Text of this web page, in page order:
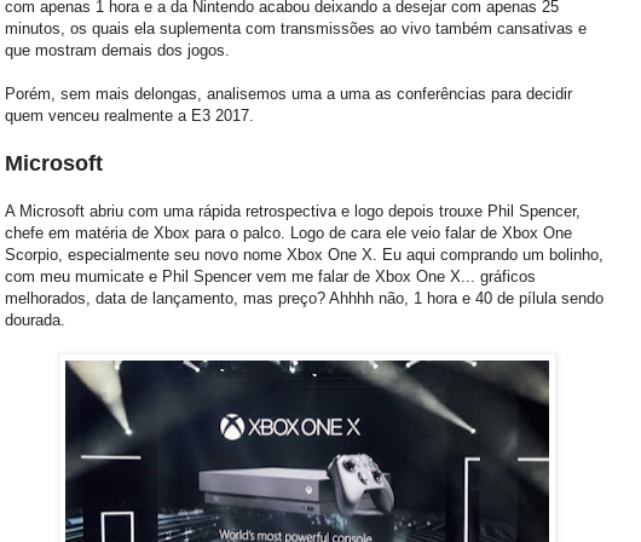
com apenas 1 hora e a da Nintendo acabou deixando a desejar com apenas 25
minutos, os quais ela suplementa com transmissões ao vivo também cansativas e
que mostram demais dos jogos.
Porém, sem mais delongas, analisemos uma a uma as conferências para decidir
quem venceu realmente a E3 2017.
Microsoft
A Microsoft abriu com uma rápida retrospectiva e logo depois trouxe Phil Spencer,
chefe em matéria de Xbox para o palco. Logo de cara ele veio falar de Xbox One
Scorpio, especialmente seu novo nome Xbox One X. Eu aqui comprando um bolinho,
com meu mumicate e Phil Spencer vem me falar de Xbox One X... gráficos
melhorados, data de lançamento, mas preço? Ahhhh não, 1 hora e 40 de pílula sendo
dourada.